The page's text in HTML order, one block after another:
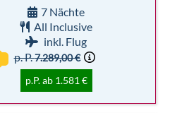
7 Nächte
All Inclusive
inkl. Flug
p. P.7.289,00 €
p.P. ab 1.581 €